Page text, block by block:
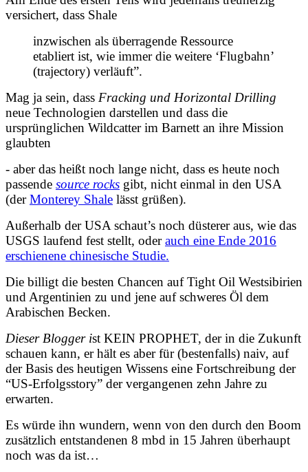
versichert, dass Shale
inzwischen als überragende Ressource
etabliert ist, wie immer die weitere ‘Flugbahn’
(trajectory) verläuft”.
Mag ja sein, dass Fracking und Horizontal Drilling
neue Technologien darstellen und dass die
ursprünglichen Wildcatter im Barnett an ihre Mission
glaubten
- aber das heißt noch lange nicht, dass es heute noch
passende source rocks gibt, nicht einmal in den USA
(derMonterey Shale lässt grüßen).
Außerhalb der USA schaut’s noch düsterer aus, wie das
USGS laufend fest stellt, oderauch eine Ende 2016
erschienene chinesische Studie.
Die billigt die besten Chancen auf Tight Oil Westsibirien
und Argentinien zu und jene auf schweres Öl dem
Arabischen Becken.
Dieser Blogger ist KEIN PROPHET, der in die Zukunft
schauen kann, er hält es aber für (bestenfalls) naiv, auf
der Basis des heutigen Wissens eine Fortschreibung der
“US-Erfolgsstory” der vergangenen zehn Jahre zu
erwarten.
Es würde ihn wundern, wenn von den durch den Boom
zusätzlich entstandenen 8 mbd in 15 Jahren überhaupt
noch was da ist…